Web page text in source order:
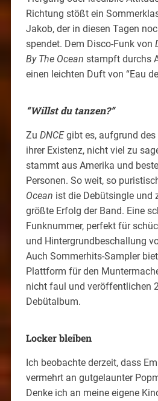
Richtung stößt ein
Jakob, der in diesen Tagen
spendet. Dem Disco-Funk von
By The Ocean stampft durchs
einen leichten Duft von “Eau
“Willst du tanzen?”
Zu DNCEgibt es, aufgrund des
ihrer Existenz, nicht viel zu
stammt aus Amerika und
Personen. So weit, so
Ocean ist die Debütsingle und
größte Erfolg der Band. Eine
Funknummer, perfekt für
und Hintergrundbeschallung
Auch Sommerhits-Sampler
Plattform für den
nicht faul und veröffentlichen
Debütalbum.
Locker bleiben
Ich beobachte derzeit, dass
vermehrt an gutgelaunter
Denke ich an meine eigene